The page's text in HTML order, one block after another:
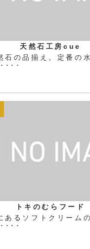
天然石工房cue
石の品揃え。定番の
･･･
トキのむらフード
あるソフトクリーム
･･･